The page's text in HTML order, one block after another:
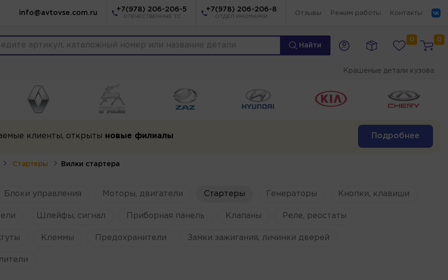
info@avtovse.com.ru
+7(978) 206-206-5
ОТЕЧЕСТВЕННЫЕ ТС
+7(978) 206-206-8
ОТДЕЛ ИНОМАРКИ
Отзывы Режим работы Контакты
Найти
0 0
Крашеные детали кузова
клиенты, открыты новые филиалы Подробнее
Стартеры Вилки стартера
Блоки управления Моторы, двигатели Стартеры Генераторы Кнопки, клавиши
Шлейфы, сигнал Приборная панель Клапаны Реле, реостаты
Клеммы Предохранители Замки зажигания, личинки дверей